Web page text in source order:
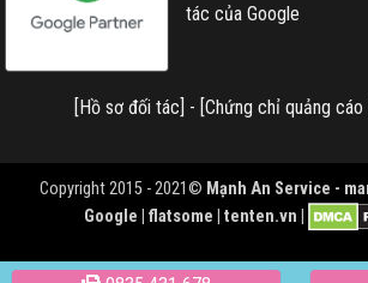
tác của Google
Hồ sơ đối tác ] - [ Chứng chỉ quảng cáo
Copyright 2015 - 2021© Mạnh An Service -
Google | flatsome | tenten.vn |